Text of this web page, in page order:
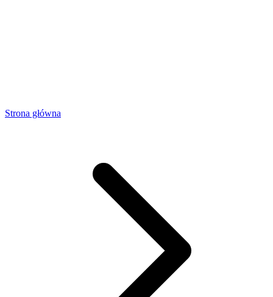
Strona główna